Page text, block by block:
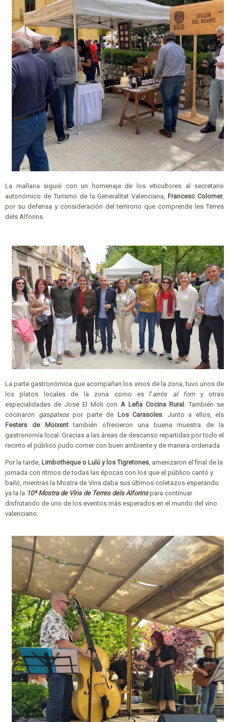
La mañana siguió con un homenaje de los viticultores al secretario
autonómico de Turismo de la Generalitat Valenciana, Francesc Colomer,
por su defensa y consideración del terrirorio que comprende les Terres
dels Alforins.
La parte gastronómica que acompañan los vinos de la zona, tuvo unos de
los platos locales de la zona como es l'arròs al forny otras
especialidades de José El Moli con A Leña Cocina Rural
. También se
cocinaron gaspatxospor parte de Los Carasoles . Junto a ellos, els
Festers de Moixenttambién ofrecieron una buena muestra de la
gastronomía local. Gracias a las áreas de descanso repartidas por todo el
recinto el público pudo comer con buen ambiente y de manera ordenada
Por la tarde, Limbotheque o Lulú y los Tigretones , amenizaron el final de la
jornada con ritmos de todas las épocas con los que el público cantó y
bailó, mientras la Mostra de Vins daba sus últimos coletazos esperando
ya la la 10ªMostra de Vins de Terres dels Alforinspara continuar
disfrutando de uno de los eventos más esperados en el mundo del vino
valenciano.